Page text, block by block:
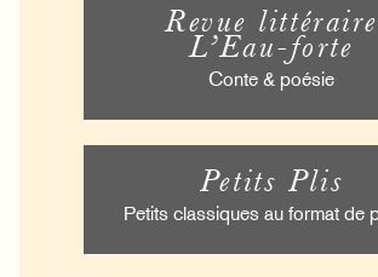
Revue littéraire
L’Eau-forte
Conte & poésie
Petits Plis
Petits classiques au format de